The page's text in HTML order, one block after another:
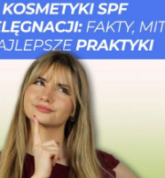
Twarz
Peptydowe